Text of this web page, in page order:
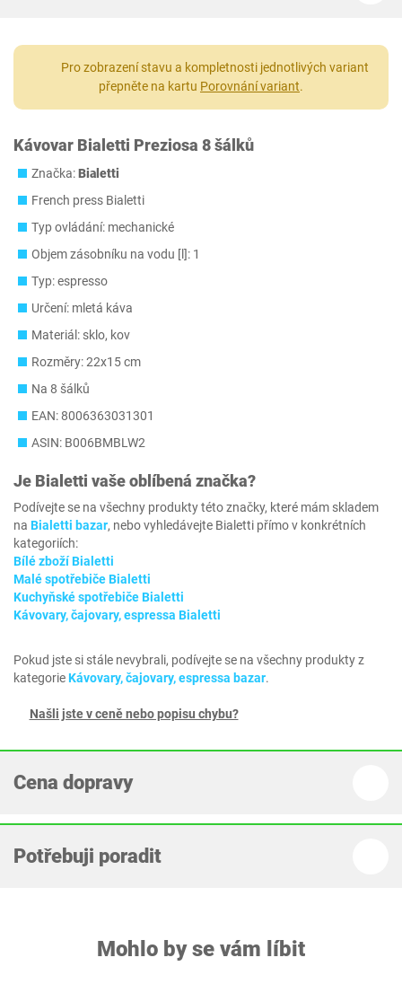
Pro zobrazení stavu a kompletnosti jednotlivých variant
přepněte na kartu Porovnání variant.
Kávovar Bialetti Preziosa 8 šálků
Značka:Bialetti
French press Bialetti
Typ ovládání: mechanické
Objem zásobníku na vodu [l]: 1
Typ: espresso
Určení: mletá káva
Materiál: sklo, kov
Rozměry: 22x15 cm
Na 8 šálků
EAN: 8006363031301
ASIN: B006BMBLW2
Je Bialetti vaše oblíbená značka?
Podívejte se na všechny produkty této značky, které mám skladem
na Bialetti bazar, nebo vyhledávejte Bialetti přímo v konkrétních
kategoriích:
Bílé zboží Bialetti
Malé spotřebiče Bialetti
Kuchyňské spotřebiče Bialetti
Kávovary, čajovary, espressa Bialetti
Pokud jste si stále nevybrali, podívejte se na všechny produkty z
kategorieKávovary, čajovary, espressa bazar.
Našli jste v ceně nebo popisu chybu?
Cena dopravy
Potřebuji poradit
Mohlo by se vám líbit